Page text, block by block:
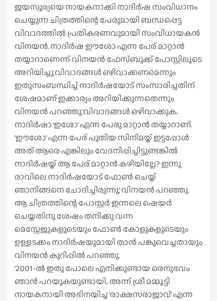
ജയസൂര്യയെ നായകനാക്കി നാദിര്‍ഷ സംവിധാനം
ചെയ്യുന്ന ചിത്രത്തിന്റെ പേരുമായി ബന്ധപ്പെട്ട
വിവാദത്തില്‍ പ്രതികരണവുമായി സംവിധായകന്‍
വിനയന്‍. നാദിര്‍ഷ ഈശോ എന്ന പേര് മാറ്റാന്‍
തയ്യാറാണെന്ന് വിനയന്‍ ഫേസ്ബുക്ക് പോസ്റ്റിലൂടെ
അറിയിച്ചു.വിവാദങ്ങള്‍ ഒഴിവാക്കണമെന്നും
ഇതുസംബന്ധിച്ച് നാദിര്‍ഷയോട് സംസാരിച്ചതിന്
ശേഷമാണ് ഇക്കാര്യം അറിയിക്കുന്നതെന്നും
വിനയന്‍ പറഞ്ഞു.‘വിവാദങ്ങള്‍ ഒഴിവാക്കുക.
നാദിര്‍ഷാ ‘ഇശോ’ എന്ന പേരു മാറ്റാന്‍ തയ്യാറാണ്.
‘ഈശോ’ എന്ന പേര് പുതിയ സിനിമയ്ക് ഇട്ടപ്പോള്‍
അത് ആരെ എങ്കിലും വേദനിപ്പിച്ചിട്ടുണ്ടങ്കില്‍
നാദിര്‍ഷയ്ക് ആ പേര് മാറ്റാന്‍ കഴിയില്ലേ? ഇന്നു
രാവിലെ നാദിര്‍ഷയോട് ഫോണ്‍ ചെയ്ത്
ഞാനിങ്ങനെ ചോദിച്ചിരുന്നു,’ വിനയന്‍ പറഞ്ഞു.
ആ ചിത്രത്തിന്റെ പോസ്റ്റര്‍ ഇന്നലെ ഷെയര്‍
ചെയ്തതിനു ശേഷം തനിക്കു വന്ന
മെസ്സേജുകളുടെയും ഫോണ്‍ കോളുകളുടെയും
ഉള്ളടക്കം നാദിര്‍ഷയുമായി താന്‍ പങ്കുവെച്ചതായും
വിനയന്‍ കുറിപ്പില്‍ പറഞ്ഞു.
‘2001-ല്‍ ഇതു പോലെ എനിക്കുണ്ടായ ഒരനുഭവം
ഞാന്‍ പറയുകയുണ്ടായി.. അന്ന് ശ്രീ മമ്മൂട്ടി
നായകനായി അഭിനയിച്ച ‘രാക്ഷസരാജാവ്’ എന്ന